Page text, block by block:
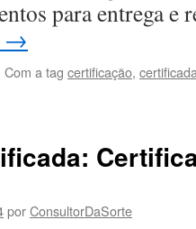
para entrega e
→
Com a tag certificação,
porConsultorDaSorte